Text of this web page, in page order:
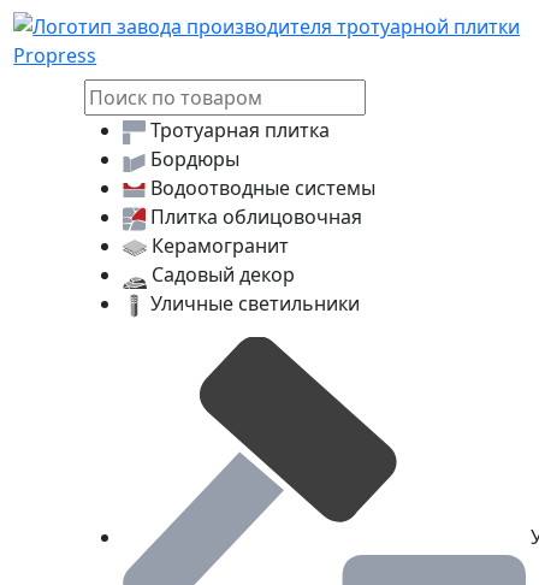
Логотип Propress
Тротуарная плитка
Бордюры
Водоотводные системы
Плитка облицовочная
Керамогранит
Садовый декор
Уличные светильники